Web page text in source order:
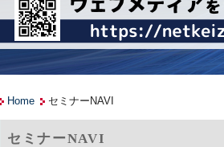
Home セミナーNAVI
セミナーNAVI